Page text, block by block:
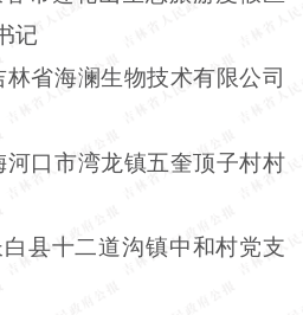
记
省海澜生物技术有限公司
口市湾龙镇五奎顶子村村
白县十二道沟镇中和村党支